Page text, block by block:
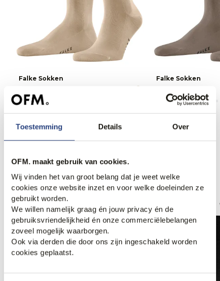
Toestemming Details Over
OFM. maakt gebruik van cookies.
Wij vinden het van groot belang dat je weet welke
cookies onze website inzet en voor welke doeleinden ze
gebruikt worden.
We willen namelijk graag én jouw privacy én de
gebruiksvriendelijkheid én onze commerciëlebelangen
zoveel mogelijk waarborgen.
Ook via derden die door ons zijn ingeschakeld worden
cookies geplaatst.
Falke Sokken
Falke Sokken